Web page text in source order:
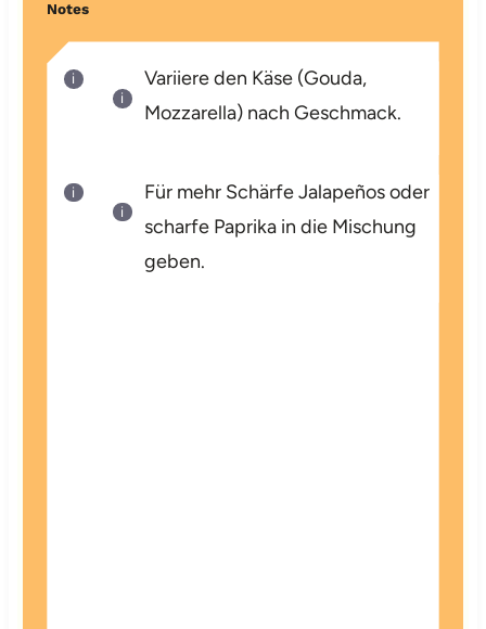
Notes
Variiere den Käse (Gouda,
Mozzarella) nach Geschmack.
Für mehr Schärfe Jalapeños oder
scharfe Paprika in die Mischung
geben.